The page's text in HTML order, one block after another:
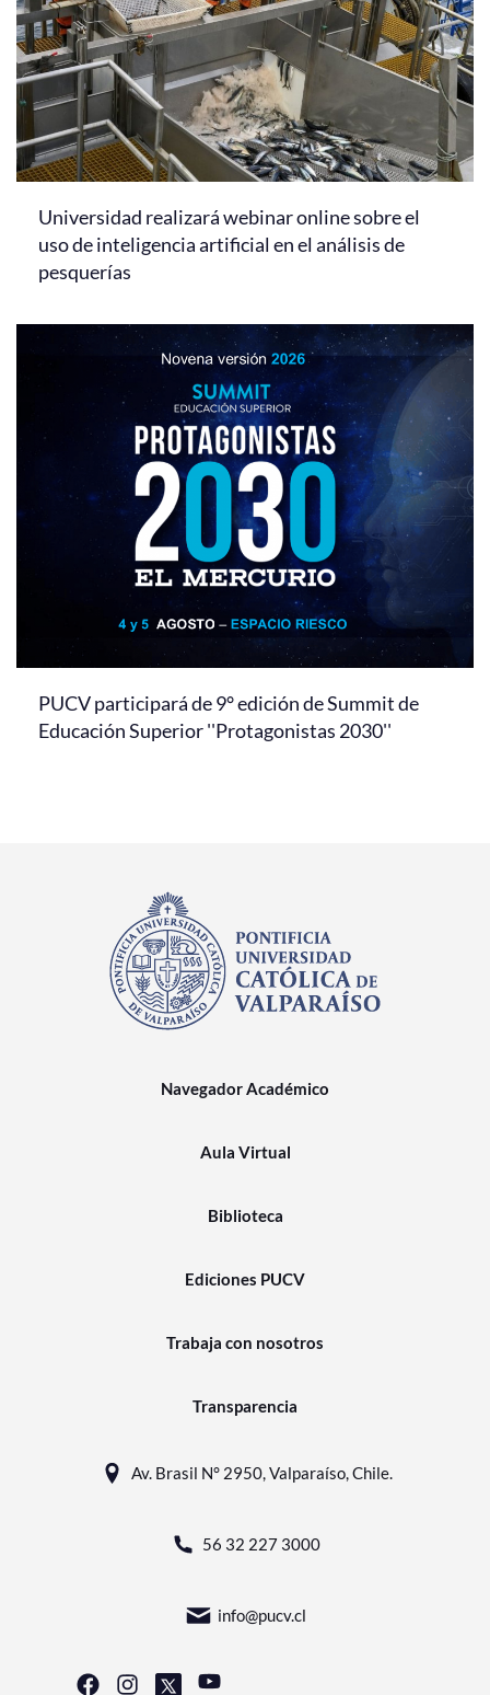
Universidad realizará webinar online sobre el
uso de inteligencia artificial en el análisis de
pesquerías
PUCV participará de 9° edición de Summit de
Educación Superior ''Protagonistas 2030''
Navegador Académico
Aula Virtual
Biblioteca
Ediciones PUCV
Trabaja con nosotros
Transparencia
Av. Brasil N° 2950, Valparaíso, Chile.
56 32 227 3000
info@pucv.cl